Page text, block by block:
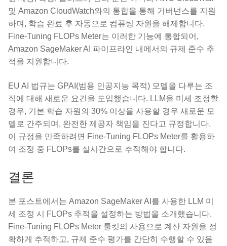
및 Amazon CloudWatch와의 통합을 통해 거버넌스를 지원
하며, 학습 완료 후 자동으로 컴퓨팅 자원을 해제합니다.
Fine-Tuning FLOPs Meter는 이러한 기능에 통합되어,
Amazon SageMaker AI 파이프라인 내에서의 규제 준수 추
적을 지원합니다.
EU AI 법규는 GPAI(범용 인공지능 목적) 모델을 다루는 조
직에 대해 새로운 요건을 도입했습니다. LLM을 미세 조정할
경우, 기본 학습 자원의 30% 이상을 사용할 경우 새로운 모
델로 간주되며, 완전한 제공자 책임을 진다고 규정합니다.
이 규정을 만족하려면 Fine-Tuning FLOPs Meter를 활용하
여 조정 중 FLOPs를 실시간으로 추적해야 합니다.
결론
본 포스트에서는 Amazon SageMaker AI를 사용한 LLM 미
세 조정 시 FLOPs 추적을 설정하는 방법을 소개했습니다.
Fine-Tuning FLOPs Meter 툴킷의 사용으로 계산 자원을 정
확하게 추적하고, 규제 준수 평가를 간단히 수행할 수 있음